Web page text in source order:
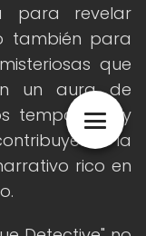
para revelar
también para
que
un aura de
temporales y
a la
rico en